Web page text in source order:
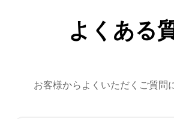
よくある
お客様からよくいただくご質問